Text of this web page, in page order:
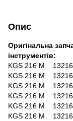
Опис
Оригінальна
інструментів:
KGS 216 M
KGS 216 M
KGS 216 M
KGS 216 M
KGS 216 M
KGS 216 M